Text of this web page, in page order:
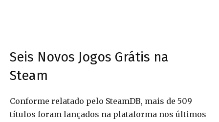
Seis Novos Jogos Grátis na
Steam
Conforme relatado pelo SteamDB, mais de 509
títulos foram lançados na plataforma nos últimos